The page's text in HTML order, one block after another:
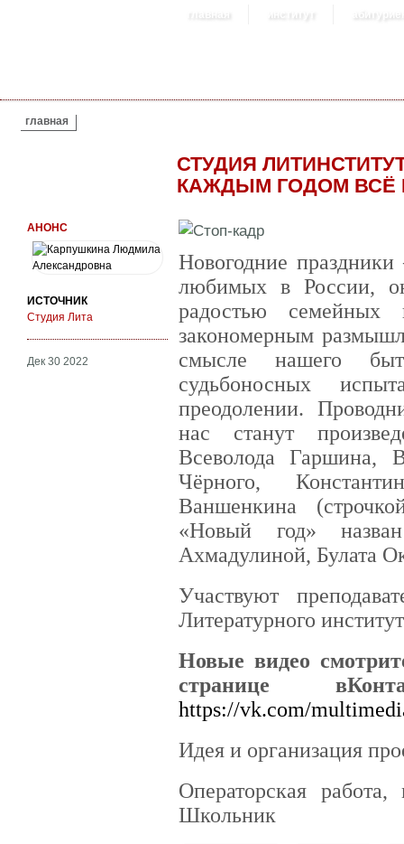
главная институт
ВЫ ЗДЕСЬ
главная
СТУДИЯ
КАЖДЫМ ГОДОМ ВСЁ
АНОНС
ИСТОЧНИК
Студия Лита
Дек 30 2022
Новогодние
любимых в России,
радостью
закономерным
смысле нашего
судьбоносных
преодолении.
нас станут
Всеволода Гаршина,
Чёрного,
Ваншенкина
«Новый год»
Ахмадулиной, Булата
Участвуют
Литературного
Новые видео
странице
https://vk.com/
Идея и организация
Операторская
Школьник